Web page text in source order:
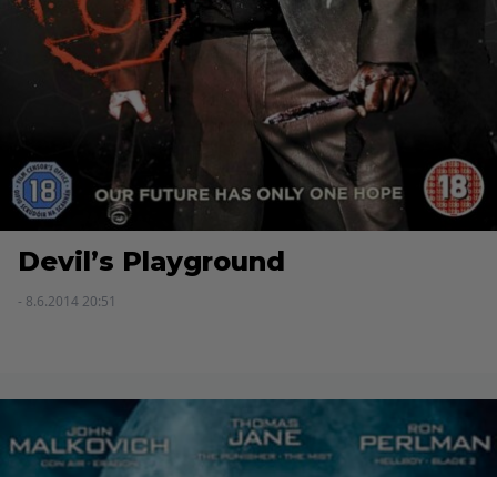
Devil’s Playground
- 8.6.2014 20:51